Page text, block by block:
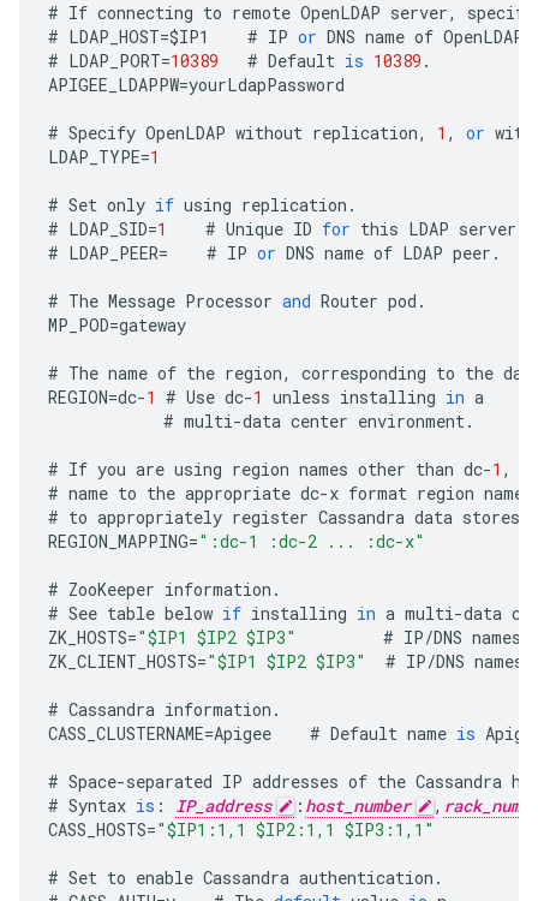
# If connecting to remote OpenLDAP server,
specify
# LDAP_HOST=$IP1 # IP or DNS name of OpenLDAP
# LDAP_PORT=10389 # Default is 10389 .
APIGEE_LDAPPW=yourLdapPassword
# Specify OpenLDAP without replication, 1 , or with
LDAP_TYPE=1
# Set only if using replication .
# LDAP_SID=1 # Unique ID for this LDAP server
# LDAP_PEER= # IP or DNS name of LDAP peer .
# The Message Processor and Router pod .
MP_POD=gateway
# The name of the region, corresponding to the
REGION=dc-1 # Use dc-1 unless installing in a
# multi-data center environment.
# If you are using region names other than dc-1 ,
# name to the appropriate dc-x format region name
# to appropriately register Cassandra data stores
REGION_MAPPING=" :dc-1 :dc-2 ... :dc-x"
# ZooKeeper information .
# See table below if installing in a multi-data
ZK_HOSTS="$IP1 $IP2 $IP3" # IP/DNS names
ZK_CLIENT_HOSTS="$IP1 $IP2 $IP3" # IP/DNS names
# Cassandra information .
CASS_CLUSTERNAME=Apigee # Default name is
# Space-separated IP addresses of the Cassandra
# Syntax is : IP_address : host_number ,
CASS_HOSTS="$IP1:1,1 $IP2:1,1 $IP3:1,1"
# Set to enable Cassandra authentication .